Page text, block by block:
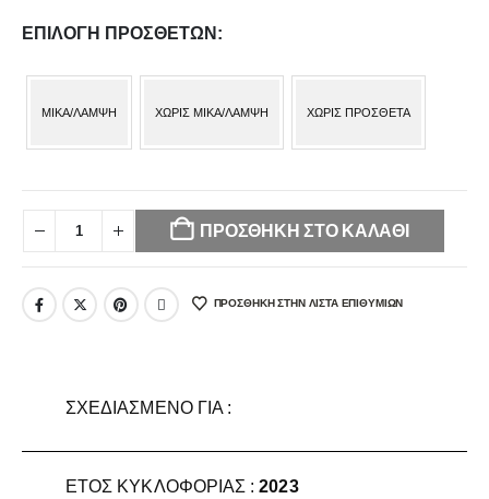
ΕΠΙΛΟΓΉ ΠΡΌΣΘΕΤΩΝ
MIKA/ΛΑΜΨΗ ΧΩΡΙΣ MIKA/ΛΑΜΨΗ ΧΩΡΙΣ ΠΡΟΣΘΕΤΑ
Your
selection
has
been
Please
options
adding
ΠΡΟΣΘΉΚΗ ΣΤΟ ΚΑΛΆΘΙ
ΠΡΌΣΘΉΚΗ ΣΤΗΝ ΛΊΣΤΑ ΕΠΙΘΥΜΙΏΝ
ΣΧΕΔΙΑΣΜΕΝΟ ΓΙΑ :
ΕΤΟΣ ΚΥΚΛΟΦΟΡΙΑΣ :2023